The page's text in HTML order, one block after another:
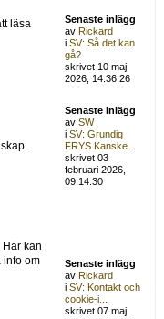
läsa
Senaste inlägg
avRickard
iSV: Så det kan
gå?
skrivet 10 maj
2026, 14:36:26
Senaste inlägg
avSW
iSV: Grundig
FRYS Kanske...
skrivet 03
februari 2026,
09:14:30
kan
info om
Senaste inlägg
avRickard
iSV: Kontakt och
cookie-i...
skrivet 07 maj